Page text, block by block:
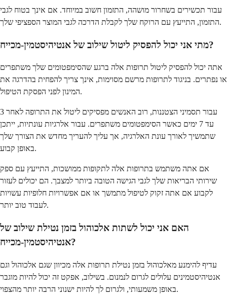
עבור תכשירים בשחרור מושהה, התזמון חשוב במיוחד. אם אינך בטוח לגבי
התזמון, התייעץ עם הרוקח שלך לקבלת הדרכה לגבי המוצר הספציפי שלך.
מתי אני יכול להפסיק ליטול שילוב של אנטיהיסטמין-מכייח?
אתה יכול להפסיק ליטול תרופות אלה ברגע שהסימפטומים שלך משתפרים
או נפתרים. בניגוד לתרופות מרשם מסוימות, אינך צריך להפחית בהדרגה את
המינון לפני הפסקת הטיפול.
עבור תסמיני הצטננות, רוב האנשים מפסיקים ליטול את התרופה לאחר 3
עד 7 ימים כאשר הסימפטומים משתפרים. עבור אלרגיות עונתיות, ייתכן
שתמשיך לאורך עונת האלרגיה, אך עליך להעריך מחדש את הצורך שלך
באופן קבוע.
אם אתה משתמש בתרופות אלה לתקופות ממושכות, התייעץ עם ספק
שירותי הבריאות שלך לגבי הגישה הטובה ביותר למצבך. הם יכולים לעזור
לקבוע אם אתה זקוק לטיפול מתמשך או אם אפשרויות חלופיות עשויות
לעבוד טוב יותר.
האם אני יכול לשתות אלכוהול בזמן נטילת שילוב של
אנטיהיסטמין-מכייח?
עדיף להימנע מאלכוהול בזמן נטילת תרופות אלה מכיוון שגם אלכוהול וגם
אנטיהיסטמינים עלולים לגרום לנמנום. בשילוב, אפקט זה יכול להיות מוגבר
באופן משמעותי, ולגרום לך להיות ישנוני הרבה יותר מהצפוי.